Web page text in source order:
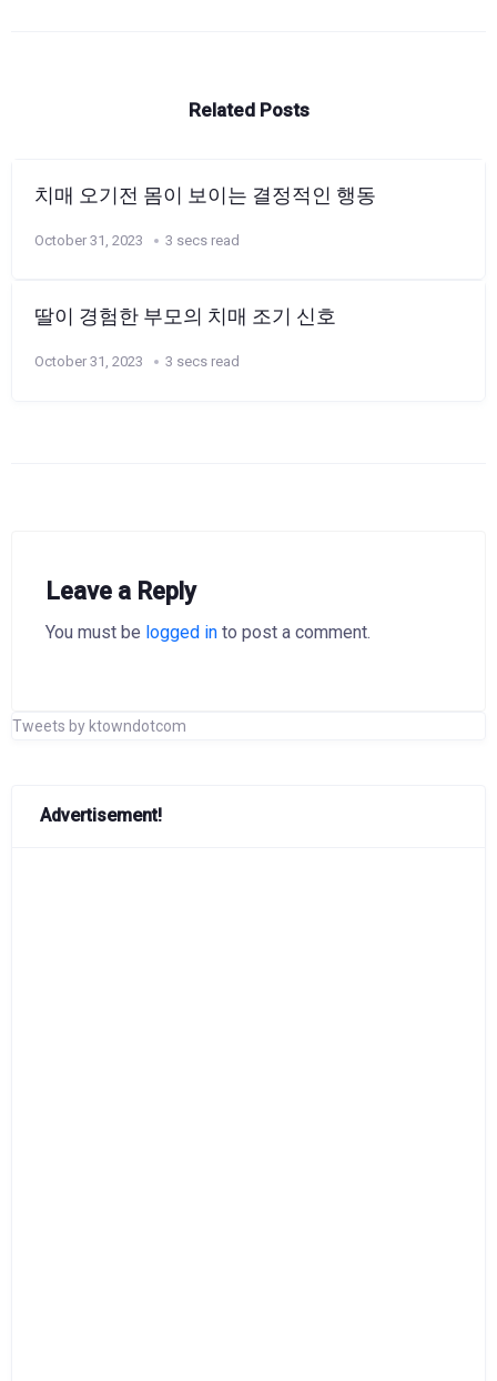
Related Posts
치매 오기전 몸이 보이는 결정적인 행동
October 31, 2023 3 secs read
딸이 경험한 부모의 치매 조기 신호
October 31, 2023 3 secs read
Leave a Reply
You must be logged in to post a comment.
Tweets by ktowndotcom
Advertisement!